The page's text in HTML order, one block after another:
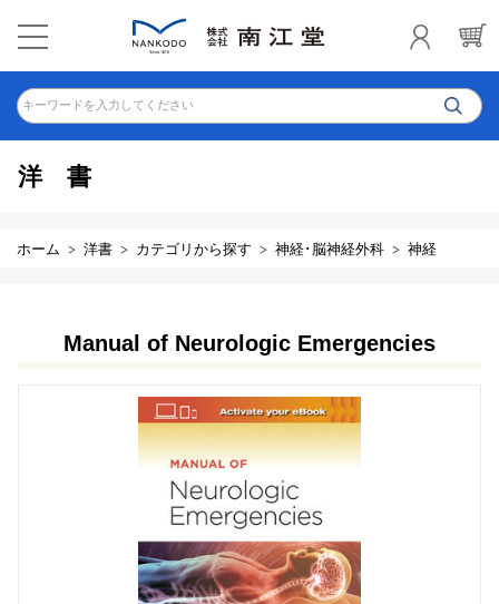
キーワードを入力してください
洋書
ホーム 洋書 カテゴリから探す 神経･脳神経外科 神経
Manual of Neurologic Emergencies